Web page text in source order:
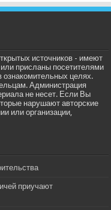
источников - имеют
присланы посетителями
ознакомительных целях.
Администрация
не несет. Если Вы
нарушают авторские
или организации,
приучают